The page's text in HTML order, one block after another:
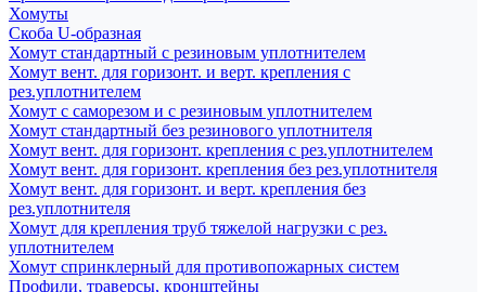
Хомуты
Скоба U-образная
Хомут стандартный с резиновым уплотнителем
Хомут вент. для горизонт. и верт. крепления с
рез.уплотнителем
Хомут с саморезом и с резиновым уплотнителем
Хомут стандартный без резинового уплотнителя
Хомут вент. для горизонт. крепления с рез.уплотнителем
Хомут вент. для горизонт. крепления без рез.уплотнителя
Хомут вент. для горизонт. и верт. крепления без
рез.уплотнителя
Хомут для крепления труб тяжелой нагрузки с рез.
уплотнителем
Хомут спринклерный для противопожарных систем
Профили, траверсы, кронштейны